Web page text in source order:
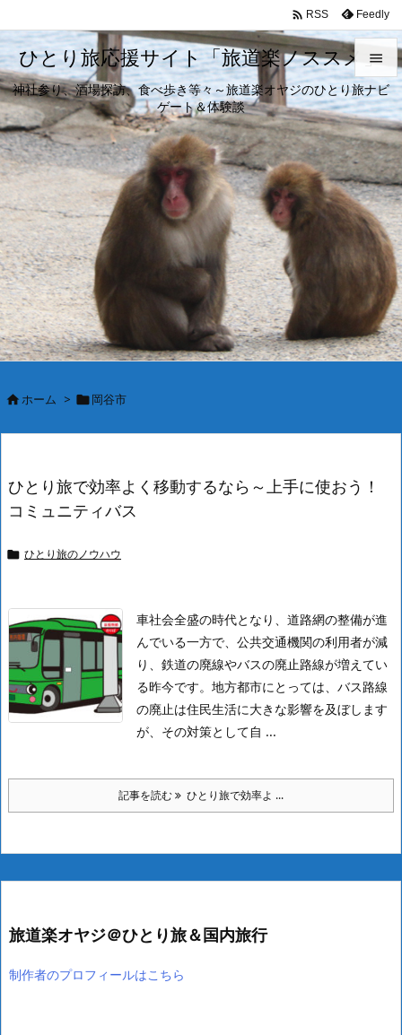
ひとり旅応援サイト「旅道楽ノススメ」
神社参り、酒場探訪、食べ歩き等々～旅道楽オヤジのひとり旅ナビ
ゲート＆体験談


メニュ

サイド

前へ

次へ

検索
 RSS Feedly
ホーム > 岡谷市
ひとり旅で効率よく移動するなら～上手に使おう！
コミュニティバス
 ひとり旅のノウハウ
車社会全盛の時代となり、道路網の整備が進
んでいる一方で、公共交通機関の利用者が減
り、鉄道の廃線やバスの廃止路線が増えてい
る昨今です。 地方都市にとっては、バス路線
の廃止は住民生活に大きな影響を及ぼします
が、その対策として自 ...
記事を読む ひとり旅で効率よ ...
旅道楽オヤジ＠ひとり旅＆国内旅行
制作者のプロフィールはこちら